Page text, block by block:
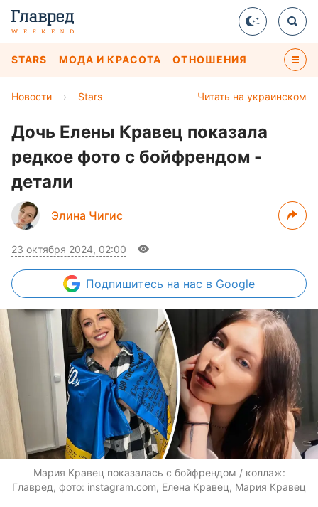
STARS МОДА И КРАСОТА ОТНОШЕНИЯ
Читать на украинском
Новости › Stars
Дочь Елены Кравец показала
редкое фото с бойфрендом -
детали
Элина Чигис
23 октября 2024, 02:00
Подпишитесь на нас в Google
Мария Кравец показалась с бойфрендом / коллаж:
Главред, фото: instagram.com, Елена Кравец, Мария Кравец